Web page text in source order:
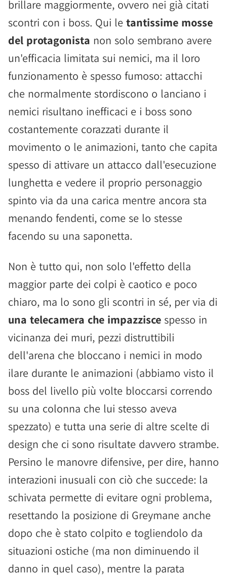
brillare maggiormente, ovvero nei già citati
scontri con i boss. Qui le tantissime mosse
del protagonista non solo sembrano avere
un'efficacia limitata sui nemici, ma il loro
funzionamento è spesso fumoso: attacchi
che normalmente stordiscono o lanciano i
nemici risultano inefficaci e i boss sono
costantemente corazzati durante il
movimento o le animazioni, tanto che capita
spesso di attivare un attacco dall'esecuzione
lunghetta e vedere il proprio personaggio
spinto via da una carica mentre ancora sta
menando fendenti, come se lo stesse
facendo su una saponetta.
Non è tutto qui, non solo l'effetto della
maggior parte dei colpi è caotico e poco
chiaro, ma lo sono gli scontri in sé, per via di
una telecamera che impazzisce spesso in
vicinanza dei muri, pezzi distruttibili
dell'arena che bloccano i nemici in modo
ilare durante le animazioni (abbiamo visto il
boss del livello più volte bloccarsi correndo
su una colonna che lui stesso aveva
spezzato) e tutta una serie di altre scelte di
design che ci sono risultate davvero strambe.
Persino le manovre difensive, per dire, hanno
interazioni inusuali con ciò che succede: la
schivata permette di evitare ogni problema,
resettando la posizione di Greymane anche
dopo che è stato colpito e togliendolo da
situazioni ostiche (ma non diminuendo il
danno in quel caso), mentre la parata